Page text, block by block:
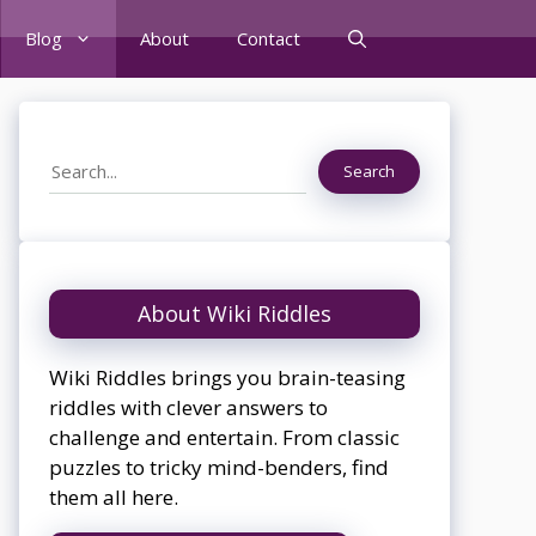
Blog About Contact
Search Search
About Wiki Riddles
Wiki Riddles brings you brain-teasing
riddles with clever answers to
challenge and entertain. From classic
puzzles to tricky mind-benders, find
them all here.